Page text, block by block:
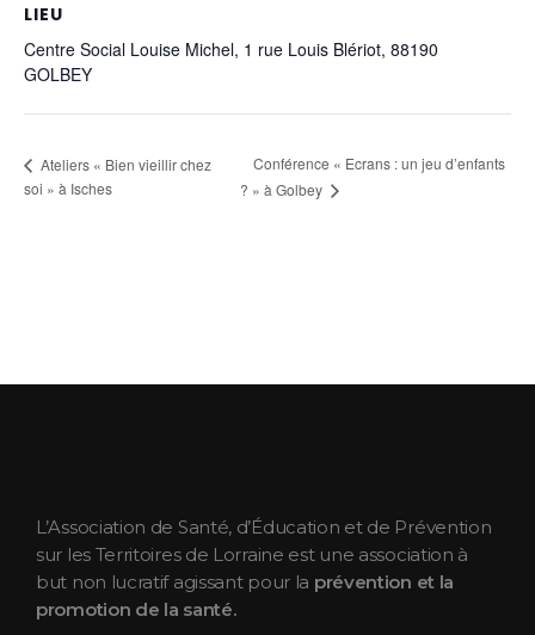
LIEU
Centre Social Louise Michel, 1 rue Louis Blériot, 88190
GOLBEY
Ateliers « Bien vieillir chez
soi » à Isches
Conférence « Ecrans : un jeu d’enfants
? » à Golbey
L’Association de Santé, d’Éducation et de Prévention
sur les Territoires de Lorraine est une association à
but non lucratif agissant pour la prévention et la
promotion de la santé.